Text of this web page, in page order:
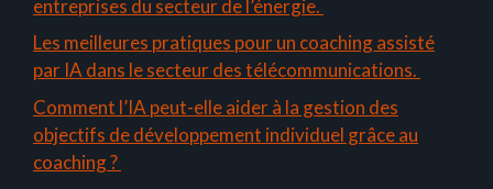
entreprises du secteur de l’énergie.
Les meilleures pratiques pour un coaching assisté
par IA dans le secteur des télécommunications.
Comment l’IA peut-elle aider à la gestion des
objectifs de développement individuel grâce au
coaching ?